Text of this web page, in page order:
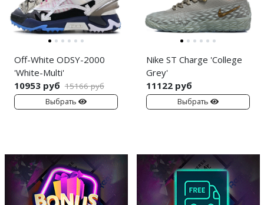
Off-White ODSY-2000
'White-Multi'
10953 руб 15166 руб
Выбрать
Nike ST Charge 'College
Grey'
11122 руб
Выбрать